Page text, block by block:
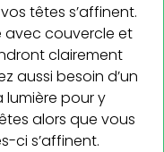
têtes s’affinent.
avec couvercle et
clairement
aussi besoin d’un
lumière pour y
alors que vous
ci s’affinent.